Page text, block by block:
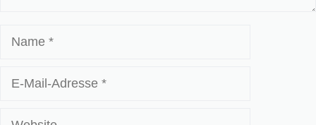
Website